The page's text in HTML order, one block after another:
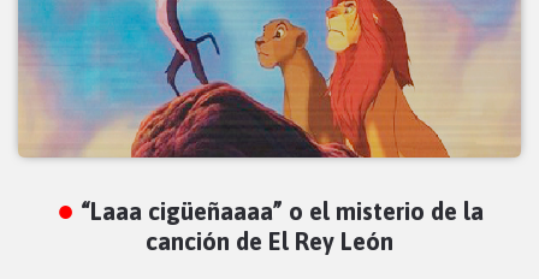
“Laaa cigüeñaaaa” o el misterio de la
canción de El Rey León